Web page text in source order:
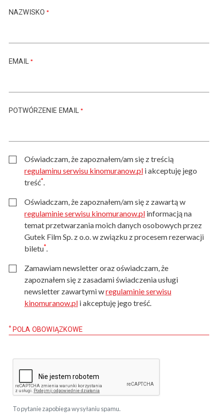
NAZWISKO
EMAIL
POTWÓRZENIE EMAIL
Oświadczam, że zapoznałem/am się z treścią
regulaminu serwisu kinomuranow.pl i akceptuję jego
treść*.
Oświadczam, że zapoznałem/am się z zawartą w
regulaminie serwisu kinomuranow.pl informacją na
temat przetwarzania moich danych osobowych przez
Gutek Film Sp. z o.o. w związku z procesem rezerwacji
biletu*.
Zamawiam newsletter oraz oświadczam, że
zapoznałem się z zasadami świadczenia usługi
newsletter zawartymi wregulaminie serwisu
kinomuranow.pl i akceptuję jego treść.
* POLA OBOWIĄZKOWE
To pytanie zapobiega wysyłaniu spamu.